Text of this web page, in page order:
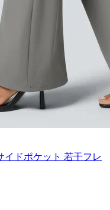
ドポケット 若干フレ